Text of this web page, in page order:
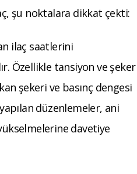
şu noktalara dikkat çekti:
ilaç saatlerini
Özellikle tansiyon ve şeker
şekeri ve basınç dengesi
düzenlemeler, ani
davetiye